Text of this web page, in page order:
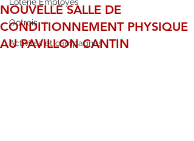
Octrois
Activités et campagnes
NOUVELLE SALLE DE
CONDITIONNEMENT PHYSIQUE
AU PAVILLON CANTIN